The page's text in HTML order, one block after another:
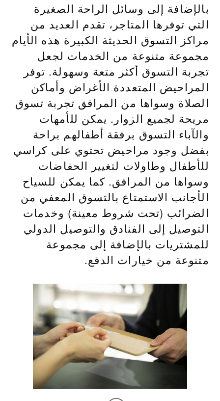
بالإضافة إلى وسائل الراحة الصغيرة
التي توفرها المتاجر، تقدم العديد من
مراكز التسوق الحديثة الكبيرة هذه الأيام
مجموعة متنوعة من الخدمات لجعل
تجربة التسوق أكثر متعة وسهولة. توفر
المراحيض المتعددة الأغراض وأماكن
الصلاة وسواها من المرافق تجربة تسوق
مريحة لجميع الزوار. يمكن للأمهات
والآباء التسوق برفقة أطفالهم براحة
بفضل وجود مراحيض تحتوي على كراسي
للأطفال وطاولات لتغيير الحفاضات
وسواها من المرافق. كما يمكن للسياح
الأجانب الاستمتاع بالتسوق المعفي من
الضرائب (تحت شروط معينة) وخدمات
التوصيل إلى الفنادق والتوصيل الدولي
للمشتريات بالإضافة إلى مجموعة
متنوعة من خيارات الدفع.